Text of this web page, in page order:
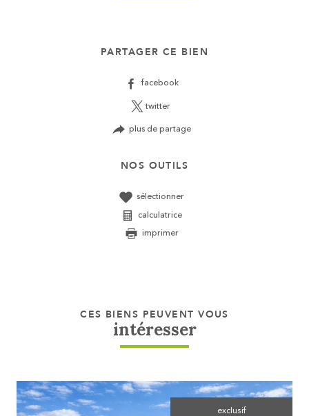
PARTAGER CE BIEN
facebook
twitter
plus de partage
NOS OUTILS
sélectionner
calculatrice
imprimer
CES BIENS PEUVENT VOUS
intéresser
exclusif